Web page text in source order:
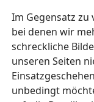
Im Gegensatz
bei denen wir
schreckliche
unseren Seiten
unbedingt